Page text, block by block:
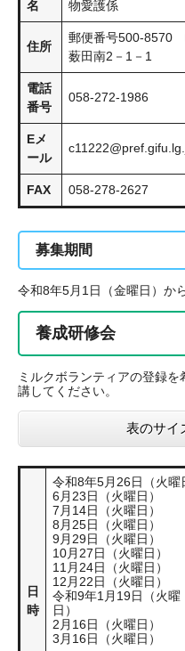
名 物愛護係
住所
郵便番号500-8570
薮田南2－1－1
電話
番号
058-272-1986
Eメ
ール
FAX 058-278-2627
募集期間
令和8年5月1日（金曜日）か
養成研修会
ミルクボランティアの登録
講してください。
表のサイ
日
時
令和8年5月26日（火曜
6月23日（火曜日）
7月14日（火曜日）
8月25日（火曜日）
9月29日（火曜日）
10月27日（火曜日）
11月24日（火曜日）
12月22日（火曜日）
令和9年1月19日（火曜
2月16日（火曜日）
3月16日（火曜日）